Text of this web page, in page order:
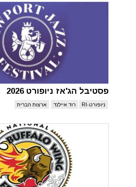
פסטיבל הג'אז ניופורט 2026
ניופורט-RI רוד איילנד ארצות הברית